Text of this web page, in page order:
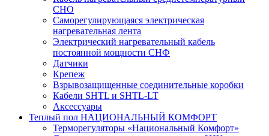
СНО
Саморегулирующаяся электрическая
нагревательная лента
Электрический нагревательный кабель
постоянной мощности СНФ
Датчики
Крепеж
Взрывозащищенные соединительные коробки
Кабели SHTL и SHTL-LT
Аксессуары
Теплый пол НАЦИОНАЛЬНЫЙ КОМФОРТ
Терморегуляторы «Национальный Комфорт»